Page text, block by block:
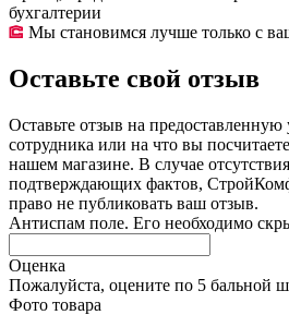
бухгалтерии
Мы становимся лучше только с
Оставьте свой отзыв
Оставьте отзыв на предоставленную
сотрудника или на что вы
нашем магазине. В случае
подтверждающих фактов,
право не публиковать ваш отзыв.
Антиспам поле. Его необходимо
Оценка
Пожалуйста, оцените по 5 бальной
Фото товара